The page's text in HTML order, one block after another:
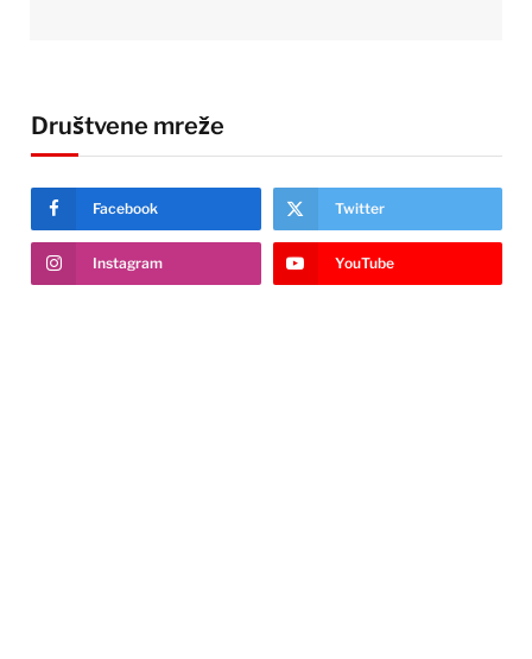
Društvene mreže
Facebook Twitter
Instagram YouTube